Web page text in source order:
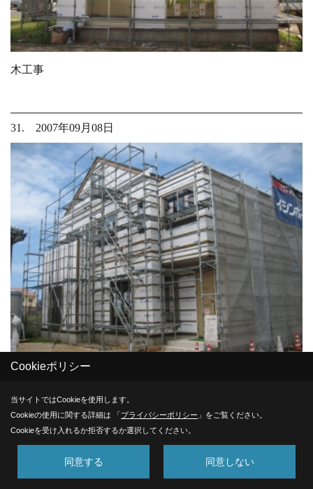
木工事
31. 2007年09月08日
32. 2007年09月08日
Cookieポリシー
当サイトではCookieを使用します。
Cookieの使用に関する詳細は 「プライバシーポリシー 」をご覧ください。
Cookieを受け入れるか拒否するか選択してください。
同意する 同意しない